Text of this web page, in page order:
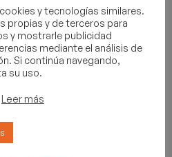
y tecnologías similares.
propias y de terceros para
y mostrarle publicidad
mediante el análisis de
Si continúa navegando,
su uso.
Leer más